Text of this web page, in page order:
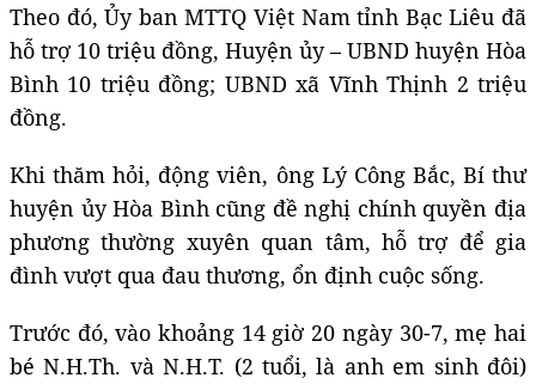
Theo đó, Ủy ban MTTQ Việt Nam tỉnh Bạc Liêu đã
hỗ trợ 10 triệu đồng, Huyện ủy – UBND huyện Hòa
Bình 10 triệu đồng; UBND xã Vĩnh Thịnh 2 triệu
đồng.
Khi thăm hỏi, động viên, ông Lý Công Bắc, Bí thư
huyện ủy Hòa Bình cũng đề nghị chính quyền địa
phương thường xuyên quan tâm, hỗ trợ để gia
đình vượt qua đau thương, ổn định cuộc sống.
Trước đó, vào khoảng 14 giờ 20 ngày 30-7, mẹ hai
bé N.H.Th. và N.H.T. (2 tuổi, là anh em sinh đôi)